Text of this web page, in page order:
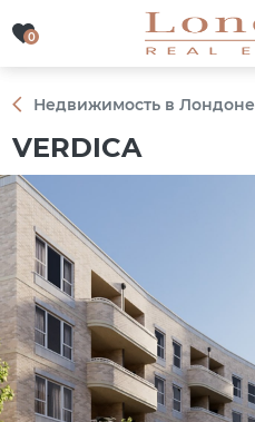
0
0
Недвижимость в Лондоне
VERDICA